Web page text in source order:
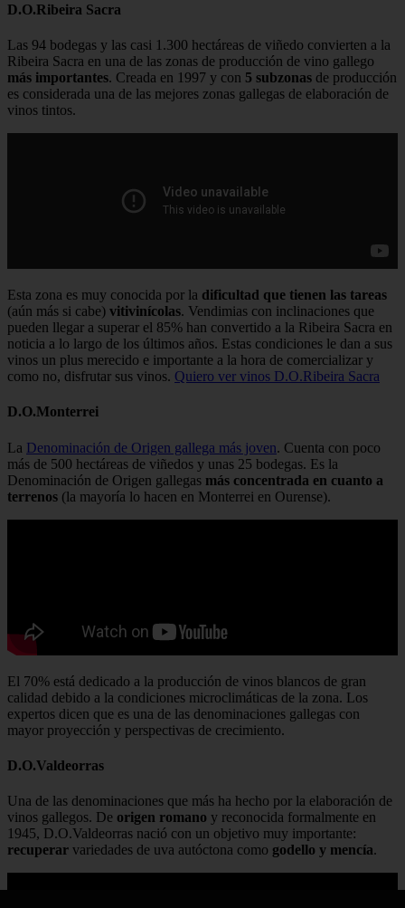
D.O.Ribeira Sacra
Las 94 bodegas y las casi 1.300 hectáreas de viñedo convierten a la
Ribeira Sacra en una de las zonas de producción de vino gallego
más importantes. Creada en 1997 y con 5 subzonas de producción
es considerada una de las mejores zonas gallegas de elaboración de
vinos tintos.
Esta zona es muy conocida por la dificultad que tienen las tareas
(aún más si cabe) vitivinícolas. Vendimias con inclinaciones que
pueden llegar a superar el 85% han convertido a la Ribeira Sacra en
noticia a lo largo de los últimos años. Estas condiciones le dan a sus
vinos un plus merecido e importante a la hora de comercializar y
como no, disfrutar sus vinos. Quiero ver vinos D.O.Ribeira Sacra
D.O.Monterrei
La Denominación de Origen gallega más joven. Cuenta con poco
más de 500 hectáreas de viñedos y unas 25 bodegas. Es la
Denominación de Origen gallegas más concentrada en cuanto a
terrenos (la mayoría lo hacen en Monterrei en Ourense).
El 70% está dedicado a la producción de vinos blancos de gran
calidad debido a la condiciones microclimáticas de la zona. Los
expertos dicen que es una de las denominaciones gallegas con
mayor proyección y perspectivas de crecimiento.
D.O.Valdeorras
Una de las denominaciones que más ha hecho por la elaboración de
vinos gallegos. De origen romano y reconocida formalmente en
1945, D.O.Valdeorras nació con un objetivo muy importante:
recuperar variedades de uva autóctona como godello y mencía.